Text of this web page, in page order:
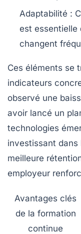
Adaptabilité :
est essentielle
changent
Ces éléments se
indicateurs
observé une
avoir lancé un
technologies
investissant dans
meilleure
employeur
Avantages clés
de la formation
continue